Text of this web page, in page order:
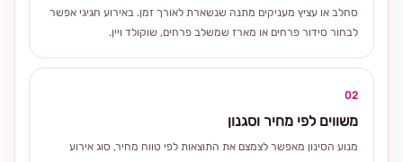
סחלב או עציץ מעניקים מתנה שנשארת לאורך זמן. באירוע חגיגי אפשר
לבחור סידור פרחים או מארז שמשלב פרחים, שוקולד ויין.
02
משווים לפי מחיר וסגנון
מנוע הסינון מאפשר לצמצם את התוצאות לפי טווח מחיר, סוג אירוע